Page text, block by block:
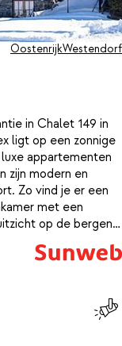
OostenrijkWestendorf
in Chalet 149 in
ligt op een zonnige
appartementen
zijn modern en
Zo vind je er een
met een
op de bergen.
na een dag op
in kunt. Ook
gelegen, waar je